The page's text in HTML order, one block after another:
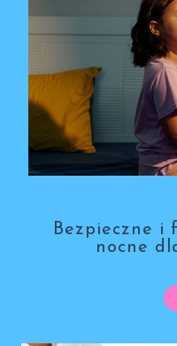
Bezpieczne i
nocne